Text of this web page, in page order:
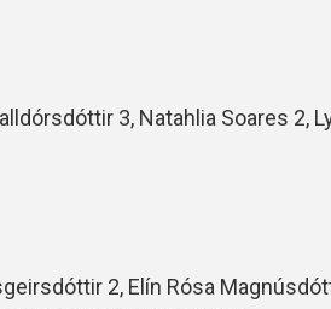
3, Natahlia Soares 2,
2, Elín Rósa